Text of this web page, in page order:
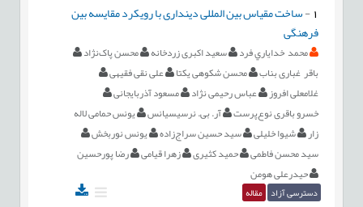
-ساخت مقياس بين المللی دينداری با رويکرد مقايسه بين
فرهنگی
محمد خداياري فرد سعید اکبری زردخانه
محسن پاک‌نژاد
باقر غباری بناب
محسن شکوهی یکتا
علی نقی فقیهی
غلامعلی افروز
عباس رحیمی نژاد
مسعود آذربایجانی
خسرو باقری نوع‌پرست
آر. بی. نرسیسیانس
یونس حمامی لاله
زار
شیوا خلیلی سید حسین سراج‌زاده
یونس نوربخش
سید محسن فاطمی
حمید کثیری زهرا قیامی
رضا پورحسین
حیدرعلی هومن
دسترسی آزاد مقاله